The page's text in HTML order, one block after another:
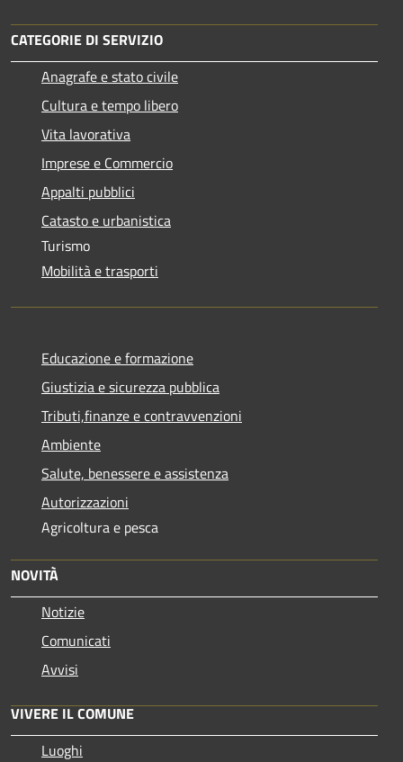
CATEGORIE DI SERVIZIO
Anagrafe e stato civile
Cultura e tempo libero
Vita lavorativa
Imprese e Commercio
Appalti pubblici
Catasto e urbanistica
Turismo
Mobilità e trasporti
Educazione e formazione
Giustizia e sicurezza pubblica
Tributi,finanze e contravvenzioni
Ambiente
Salute, benessere e assistenza
Autorizzazioni
Agricoltura e pesca
NOVITÀ
Notizie
Comunicati
Avvisi
VIVERE IL COMUNE
Luoghi